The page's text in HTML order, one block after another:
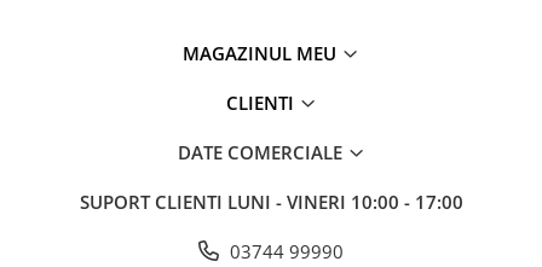
MAGAZINUL MEU
CLIENTI
DATE COMERCIALE
SUPORT CLIENTI LUNI - VINERI 10:00 - 17:00
03744 99990